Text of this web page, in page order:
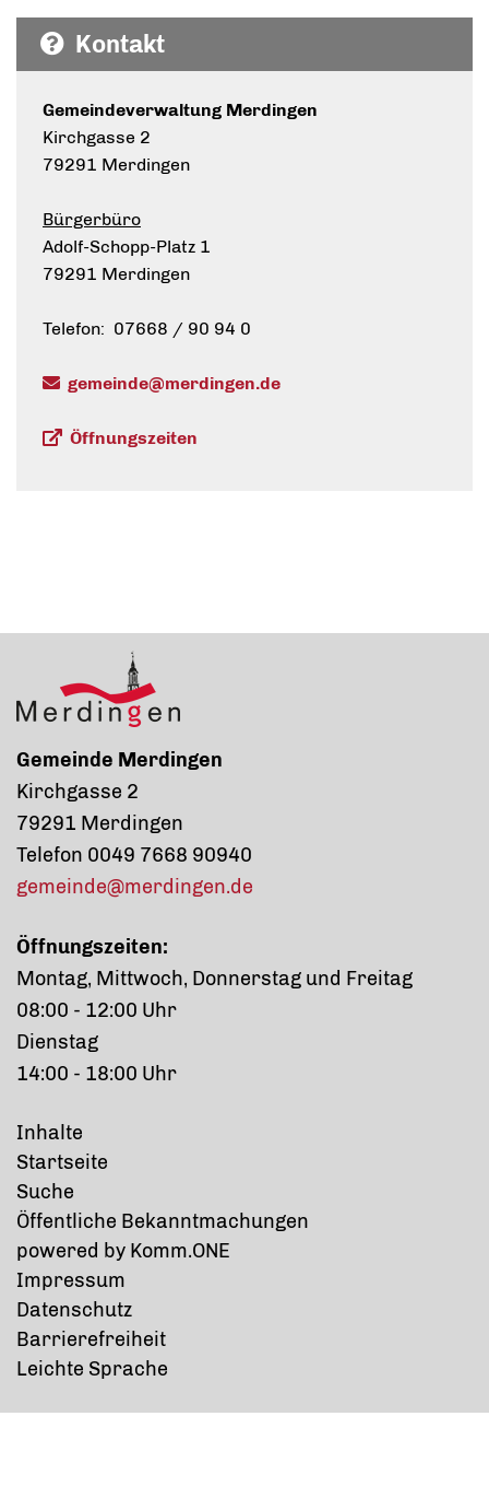
Kontakt
Gemeindeverwaltung Merdingen
Kirchgasse 2
79291 Merdingen
Bürgerbüro
Adolf-Schopp-Platz 1
79291 Merdingen
Telefon: 07668 / 90 94 0
gemeinde@merdingen.de
Öffnungszeiten
Gemeinde Merdingen
Kirchgasse 2
79291 Merdingen
Telefon 0049 7668 90940
gemeinde@merdingen.de
Öffnungszeiten:
Montag, Mittwoch, Donnerstag und Freitag
08:00 - 12:00 Uhr
Dienstag
14:00 - 18:00 Uhr
Inhalte
Startseite
Suche
Öffentliche Bekanntmachungen
powered by Komm.ONE
Impressum
Datenschutz
Barrierefreiheit
Leichte Sprache